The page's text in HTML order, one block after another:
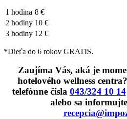
1 hodina 8 €
2 hodiny 10 €
3 hodiny 12 €
*Dieťa do 6 rokov GRATIS.
Zaujíma Vás, aká je
hotelového wellness
telefónne čísla 043/324 10 14
alebo sa